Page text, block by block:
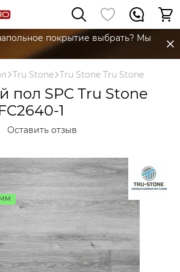
покрытие выбрать? Мы
Tru Stone Tru Stone Tru Stone
пол SPC Tru Stone
1
Оставить отзыв
ММ